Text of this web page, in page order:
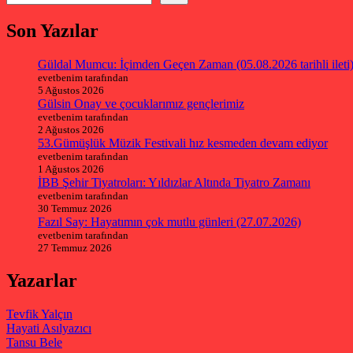
Son Yazılar
Güldal Mumcu: İçimden Geçen Zaman (05.08.2026 tarihli ileti)
evetbenim tarafından
5 Ağustos 2026
Gülsin Onay ve çocuklarımız gençlerimiz
evetbenim tarafından
2 Ağustos 2026
53.Gümüşlük Müzik Festivali hız kesmeden devam ediyor
evetbenim tarafından
1 Ağustos 2026
İBB Şehir Tiyatroları: Yıldızlar Altında Tiyatro Zamanı
evetbenim tarafından
30 Temmuz 2026
Fazıl Say: Hayatımın çok mutlu günleri (27.07.2026)
evetbenim tarafından
27 Temmuz 2026
Yazarlar
Tevfik Yalçın
Hayati Asılyazıcı
Tansu Bele